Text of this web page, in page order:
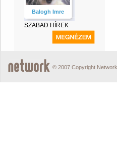
Balogh Imre
SZABAD HÍREK
© 2007 Copyright